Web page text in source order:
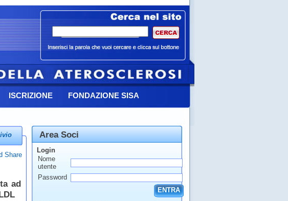
ISCRIZIONE FONDAZIONE SISA
ad
Area Soci
Login
Nome
utente
Password
ENTRA